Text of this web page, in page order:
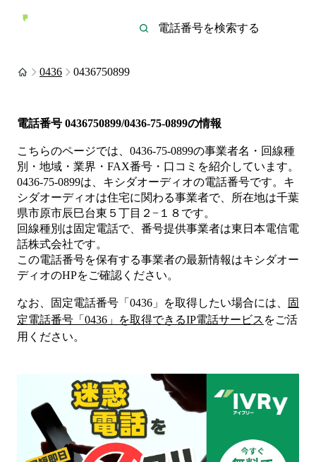
0436 0436750899
電話番号 0436750899/0436-75-0899の情報
こちらのページでは、 0436-75-0899の事業者名・回線種
別・地域・業界・FAX番号・口コミを紹介しています。
0436-75-0899は、 キシダオーディオの電話番号です。 キ
シダオーディオは住宅に関わる事業者で、所在地は千葉
県市原市辰巳台東５丁目２−１８ です。
回線種別は固定電話で、番号提供事業者は東日本電信電
話株式会社です。
この電話番号を保有する事業者の最新情報はキシダオー
ディオのHPをご確認ください。
なお、固定電話番号「 0436 」を取得したい場合には、
固
定電話番号「 0436 」を取得できるIP電話サービス をご活
用ください。